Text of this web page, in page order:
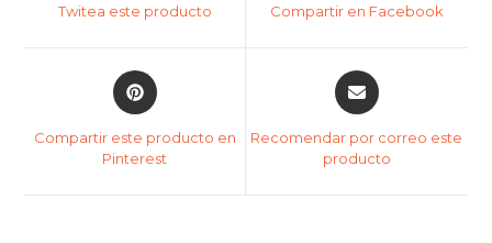
Twitea este producto Compartir en Facebook
Compartir este producto en
Pinterest
Recomendar por correo este
producto